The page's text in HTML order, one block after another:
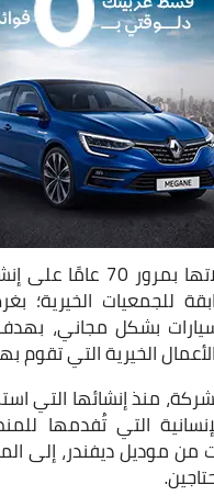
إنشائها، طرحت شركة
للجمعيات الخيرية؛
بشكل مجاني،
الخيرية التي تقوم
التي تُفدمها
7 سيارات من موديل ديفندر،